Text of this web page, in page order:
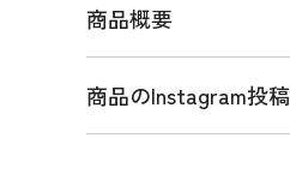
商品概要
商品説明
商品のInstagram投稿